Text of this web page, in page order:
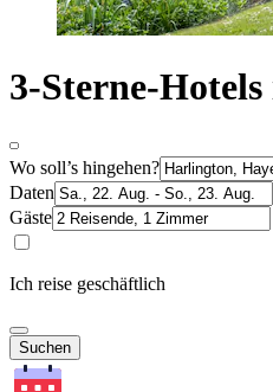
3-Sterne-
Wo soll’s hingehen?
Daten
Gäste
Ich reise geschäftlich
Suchen